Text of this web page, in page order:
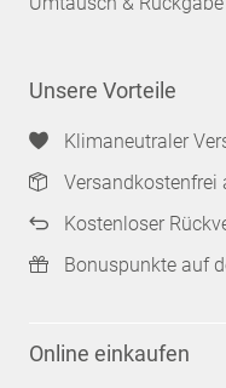
Unsere Vorteile
Klimaneutraler
Versandkostenfrei
Kostenloser
Bonuspunkte auf
Online einkaufen